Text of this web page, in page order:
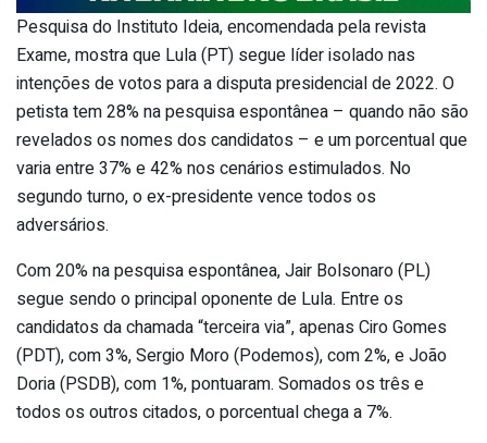
Pesquisa do Instituto Ideia, encomendada pela revista
Exame, mostra que Lula (PT) segue líder isolado nas
intenções de votos para a disputa presidencial de 2022. O
petista tem 28% na pesquisa espontânea – quando não são
revelados os nomes dos candidatos – e um porcentual que
varia entre 37% e 42% nos cenários estimulados. No
segundo turno, o ex-presidente vence todos os
adversários.
Com 20% na pesquisa espontânea, Jair Bolsonaro (PL)
segue sendo o principal oponente de Lula. Entre os
candidatos da chamada “terceira via”, apenas Ciro Gomes
(PDT), com 3%, Sergio Moro (Podemos), com 2%, e João
Doria (PSDB), com 1%, pontuaram. Somados os três e
todos os outros citados, o porcentual chega a 7%.